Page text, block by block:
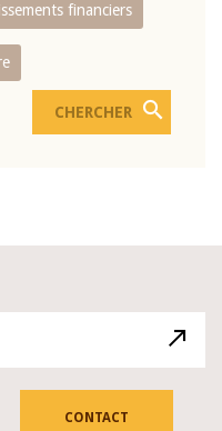
financiers
CONTACT